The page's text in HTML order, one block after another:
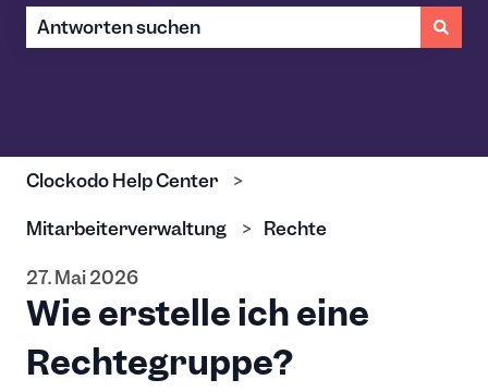
Clockodo Help Center
Mitarbeiterverwaltung Rechte
27. Mai 2026
Wie erstelle ich eine
Rechtegruppe?